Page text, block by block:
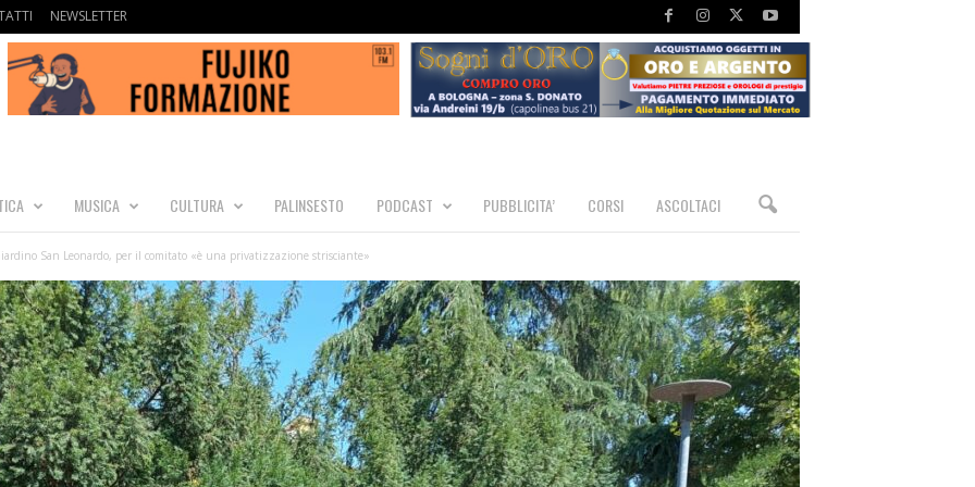
NEWSLETTER
MUSICA CULTURA PALINSESTO PODCAST PUBBLICITA’ CORSI ASCOLTACI
San Leonardo, per il comitato «è una privatizzazione strisciante»